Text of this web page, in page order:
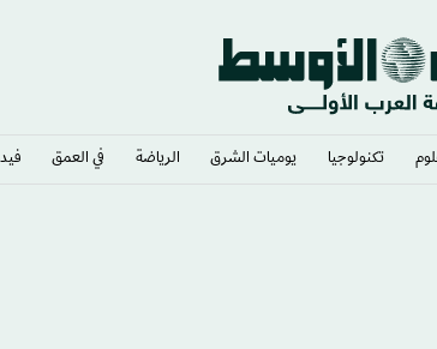
تكنولوجيا يوميات الشرق​ الرياضة في العمق